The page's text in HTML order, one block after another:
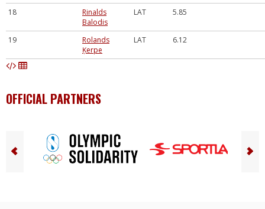
18
Rinalds
Balodis
LAT 5.85
19
Rolands
Ķerpe
LAT 6.12
OFFICIAL PARTNERS